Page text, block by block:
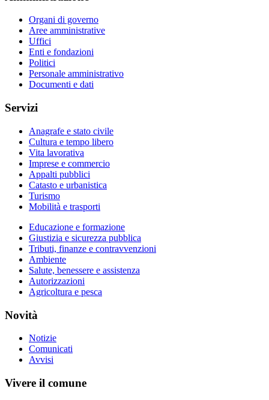
Organi di governo
Aree amministrative
Uffici
Enti e fondazioni
Politici
Personale amministrativo
Documenti e dati
Servizi
Anagrafe e stato civile
Cultura e tempo libero
Vita lavorativa
Imprese e commercio
Appalti pubblici
Catasto e urbanistica
Turismo
Mobilità e trasporti
Educazione e formazione
Giustizia e sicurezza pubblica
Tributi, finanze e contravvenzioni
Ambiente
Salute, benessere e assistenza
Autorizzazioni
Agricoltura e pesca
Novità
Notizie
Comunicati
Avvisi
Vivere il comune